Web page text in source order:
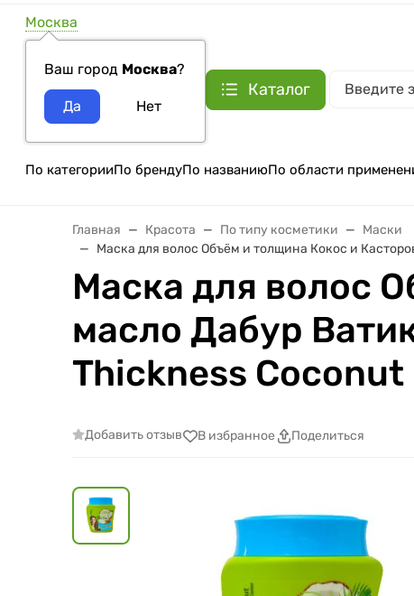
Москва
Ваш город Москва?
Каталог
По категорииПо брендуПо названиюПо области
Главная Красота По типу косметики
Маски
Маска для волос Объём и толщина Кокос и
Маска для волос
масло Дабур
Thickness
Добавить отзыв В избранное Поделиться